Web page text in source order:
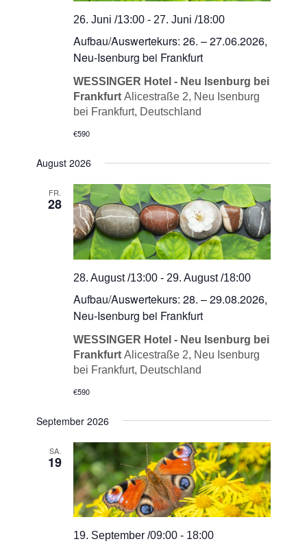
Aufbau/Auswertekurs: 26. – 27.06.2026,
Neu-Isenburg bei Frankfurt
26. Juni /13:00 - 27. Juni /18:00
WESSINGER Hotel - Neu Isenburg bei
FrankfurtAlicestraße 2, Neu Isenburg
bei Frankfurt, Deutschland
€590
August 2026
FR.
28
Aufbau/Auswertekurs: 28. – 29.08.2026,
Neu-Isenburg bei Frankfurt
28. August /13:00 - 29. August /18:00
WESSINGER Hotel - Neu Isenburg bei
FrankfurtAlicestraße 2, Neu Isenburg
bei Frankfurt, Deutschland
€590
September 2026
SA.
19
19. September /09:00 - 18:00